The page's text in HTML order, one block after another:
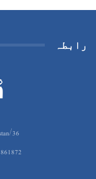
رابطہ
36/A, New Muslim Town, Lahore, Pakistan